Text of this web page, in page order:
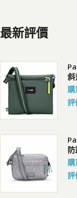
會員價 :
Pacsafe
會員價 :
最新評價
斜
購
評
購
評